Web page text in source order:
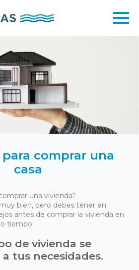
para comprar una
casa
una vivienda?
bien, pero debes tener en
antes de comprar la vivienda en
tiempo.
de vivienda se
tus necesidades.